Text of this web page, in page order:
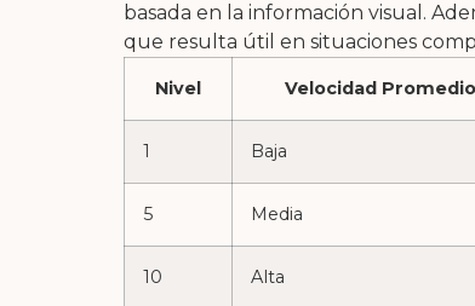
basada en la información visual.
que resulta útil en situaciones
Nivel Velocidad Promedio
1 Baja
5 Media
10 Alta